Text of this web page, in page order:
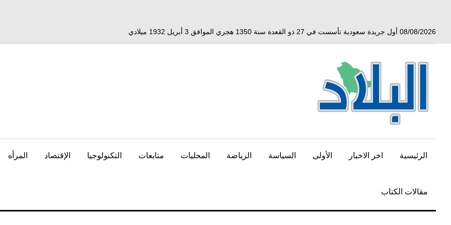
08/08/2026 أول جريدة سعودية تأسست في 27 ذو القعدة سنة 1350 هجري الموافق 3 أبريل 1932 ميلادي
الرئيسية اخر الاخبار الأولى السياسة الرياضة المحليات متابعات التكنولوجيا الإقتصاد المرأه
مقالات الكتاب